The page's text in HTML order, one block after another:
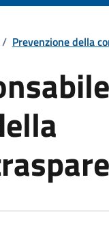
/ Prevenzione della